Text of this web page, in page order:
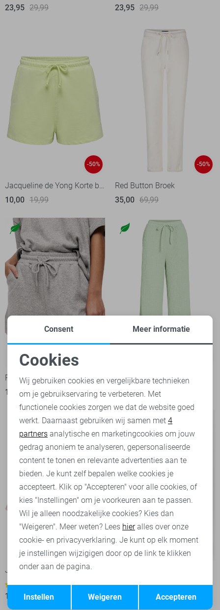
23,95 29,99 23,95 29,99
-50%
Jacqueline de Yong Korte broek
10,00 19,99
-50%
Red Button Broek
35,00 69,99
Pieces Korte broek
15,95 19,99
Vila Broek
15,00 29,99
-20%
14
15,95 19,99
13
39,95 49,99
Noodzakelijke cookies
Personalisatie cookies
Analytische cookies
Marketing cookies
Terug Opslaan
Consent Meer informatie
Cookies
Wij gebruiken cookies en vergelijkbare technieken
om je gebruikservaring te verbeteren. Met
functionele cookies zorgen we dat de website goed
werkt. Daarnaast gebruiken wij samen met 4
partners analytische en marketingcookies om jouw
gedrag anoniem te analyseren, gepersonaliseerde
content te tonen en relevante advertenties aan te
bieden. Je kunt zelf bepalen welke cookies je
accepteert. Klik op "Accepteren" voor alle cookies, of
kies "Instellingen" om je voorkeuren aan te passen.
Wil je alleen noodzakelijke cookies? Kies dan
"Weigeren". Meer weten? Lees hieralles over onze
cookie- en privacyverklaring. Je kunt op elk moment
je instellingen wijzigigen door op de link te klikken
onder aan de pagina.
Accepteren
Weigeren
Instellen